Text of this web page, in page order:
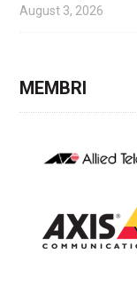
August 3, 2026
MEMBRI